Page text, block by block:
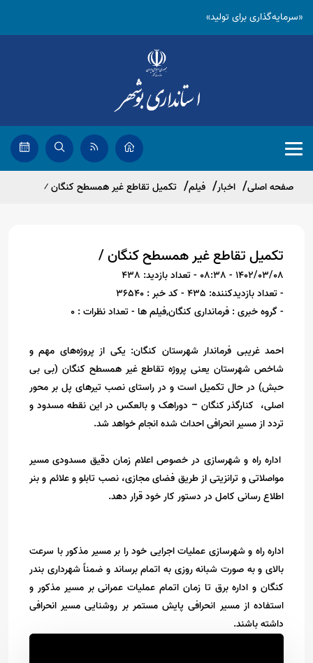
«سرمایه‌گذاری برای تولید»
صفحه اصلی اخبار فیلم تکمیل تقاطع غیر همسطح کنگان ⁄
تکمیل تقاطع غیر همسطح کنگان /
1402/03/08 - 08:38
- تعداد بازدید: 438
- تعداد بازدیدکننده: 435
- کد خبر : 36540
- گروه خبری : فرمانداری کنگان,فیلم ها - تعداد نظرات : 0
احمد غریبی فرماندار شهرستان کنگان: یکی از پروژه‌های مهم و
شاخص شهرستان یعنی پروژه تقاطع غیر همسطح کنگان (بی بی
حبش) در حال تکمیل است و در راستای نصب تیرهای پل بر محور
اصلی، کنارگذر کنگان – دوراهک و بالعکس در این نقطه مسدود و
تردد از مسیر انحرافی احداث شده انجام خواهد شد.
اداره راه و شهرسازی در خصوص اعلام زمان دقیق مسدودی مسیر
مواصلاتی و ترانزیتی از طریق فضای مجازی، نصب تابلو و علائم و بنر
اطلاع رسانی کامل در دستور کار خود قرار دهد.
اداره راه و شهرسازی عملیات اجرایی خود را بر مسیر مذکور با سرعت
بالای و به صورت شبانه روزی به اتمام برساند و ضمناً شهرداری بندر
کنگان و اداره برق تا زمان اتمام عملیات عمرانی بر مسیر مذکور و
استفاده از مسیر انحرافی پایش مستمر بر روشنایی مسیر انحرافی
داشته باشند.